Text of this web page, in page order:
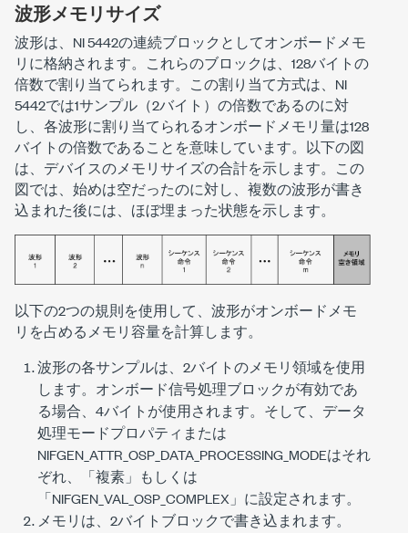
波形メモリサイズ
波形は、NI 5442の連続ブロックとしてオンボードメモ
リに格納されます。これらのブロックは、128バイトの
倍数で割り当てられます。この割り当て方式は、NI
5442では1サンプル（2バイト）の倍数であるのに対
し、各波形に割り当てられるオンボードメモリ量は128
バイトの倍数であることを意味しています。以下の図
は、デバイスのメモリサイズの合計を示します。この
図では、始めは空だったのに対し、複数の波形が書き
込まれた後には、ほぼ埋まった状態を示します。
以下の2つの規則を使用して、波形がオンボードメモ
リを占めるメモリ容量を計算します。
波形の各サンプルは、2バイトのメモリ領域を使用
します。オンボード信号処理ブロックが有効であ
る場合、4バイトが使用されます。そして、データ
処理モードプロパティまたは
NIFGEN_ATTR_OSP_DATA_PROCESSING_MODEはそれ
ぞれ、「複素」もしくは
「NIFGEN_VAL_OSP_COMPLEX 」に設定されます。
メモリは、2バイトブロックで書き込まれます。